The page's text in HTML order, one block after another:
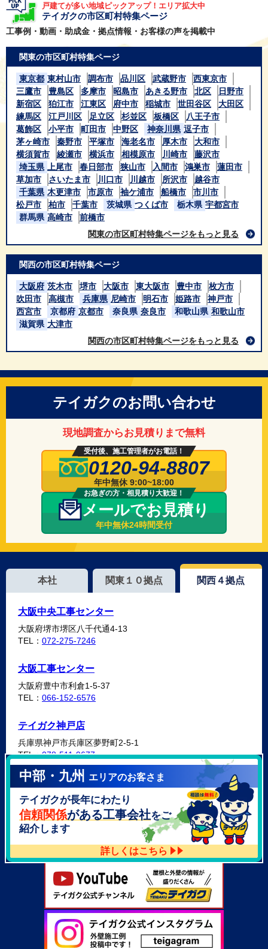
戸建てが多い地域ピックアップ！エリア拡大中
テイガクの市区町村特集ページ
工事例・動画・助成金・拠点情報・お客様の声を掲載中
関東の市区町村特集ページ
東京都 東村山市 調布市 品川区 武蔵野市
西東京市
三鷹市
豊島区 多摩市 昭島市 あきる野市 北区
日野市
新宿区
狛江市 江東区 府中市 稲城市 世田谷区
大田区
練馬区
江戸川区 足立区 杉並区 板橋区
八王子市
葛飾区
小平市 町田市 中野区 神奈川県 逗子市
茅ヶ崎市
秦野市 平塚市 海老名市 厚木市
大和市
横須賀市
綾瀬市 横浜市 相模原市 川崎市
藤沢市
埼玉県
上尾市 春日部市 狭山市 入間市 鴻巣市
蓮田市
草加市
さいたま市 川口市 川越市 所沢市
越谷市
千葉県 木更津市 市原市 袖ケ浦市 船橋市
市川市
松戸市
柏市 千葉市 茨城県 つくば市 栃木県 宇都宮市
群馬県 高崎市
前橋市
関東の市区町村特集ページをもっと見る
関西の市区町村特集ページ
大阪府 茨木市 堺市 大阪市 東大阪市 豊中市
枚方市
吹田市
高槻市 兵庫県 尼崎市 明石市 姫路市
神戸市
西宮市
京都府 京都市 奈良県 奈良市 和歌山県 和歌山市
滋賀県 大津市
関西の市区町村特集ページをもっと見る
テイガクのお問い合わせ
現地調査からお見積りまで無料
受付後、施工管理者がお電話！
0120-94-8807
年中無休 9:00~18:00
お急ぎの方・相見積り大歓迎！
メールでお見積り
年中無休24時間受付
本社 関東１０拠点 関西４拠点
大阪中央工事センター
大阪府堺市堺区八千代通4-13
TEL： 072-275-7246
大阪工事センター
大阪府豊中市利倉1-5-37
TEL： 066-152-6576
テイガク神戸店
兵庫県神戸市兵庫区夢野町2-5-1
TEL：078-511-9677
テイガク泉北・泉南店
大阪府泉北郡忠岡町高月南3-14
TEL：072-521-2637
中部・九州 エリアのお客さま
テイガクが長年にわたり
信頼関係がある工事会社をご
紹介します
詳しくはこちら